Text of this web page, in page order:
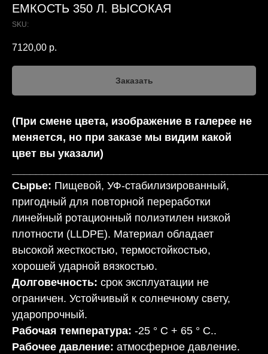
ЕМКОСТЬ 350 Л. ВЫСОКАЯ
SKU:
7120,00 р.
Заказать
(При смене цвета, изображение в галерее не
меняется, но при заказе мы видим какой
цвет вы указали)
Сырье: Пищевой, УФ-стабилизированный,
пригодный для повторной переработки
линейный ротационный полиэтилен низкой
плотности (LLDPE). Материал обладает
высокой жесткостью, термостойкостью,
хорошей ударной вязкостью.
Долговечность: срок эксплуатации не
ограничен. Устойчивый к солнечному свету,
ударопрочный.
Рабочая температура: -25 ° C + 65 ° C..
Рабочее давление: атмосферное давление.